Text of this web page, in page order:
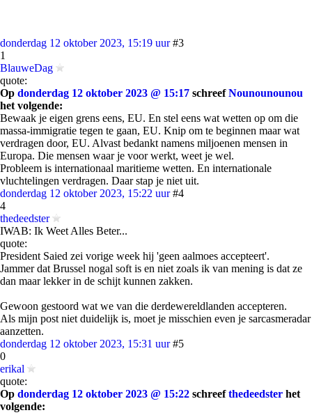
donderdag 12 oktober 2023, 15:19 uur #3
1
BlauweDag
quote:
Op donderdag 12 oktober 2023 @ 15:17 schreefNounounounou
het volgende:
Bewaak je eigen grens eens, EU. En stel eens wat wetten op om die
massa-immigratie tegen te gaan, EU. Knip om te beginnen maar wat
verdragen door, EU. Alvast bedankt namens miljoenen mensen in
Europa. Die mensen waar je voor werkt, weet je wel.
Probleem is internationaal maritieme wetten. En internationale
vluchtelingen verdragen. Daar stap je niet uit.
donderdag 12 oktober 2023, 15:22 uur #4
4
thedeedster
IWAB: Ik Weet Alles Beter...
quote:
President Saied zei vorige week hij 'geen aalmoes accepteert'.
Jammer dat Brussel nogal soft is en niet zoals ik van mening is dat ze
dan maar lekker in de schijt kunnen zakken.
Gewoon gestoord wat we van die derdewereldlanden accepteren.
Als mijn post niet duidelijk is, moet je misschien even je sarcasmeradar
aanzetten.
donderdag 12 oktober 2023, 15:31 uur #5
0
erikal
quote:
Op donderdag 12 oktober 2023 @ 15:22 schreefthedeedster het
volgende: